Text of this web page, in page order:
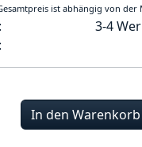
ist abhängig von
3-4
In den Warenkorb